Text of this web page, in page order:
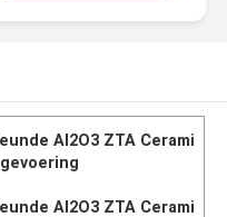
Al2O3 ZTA Cerami
Al2O3 ZTA Cerami